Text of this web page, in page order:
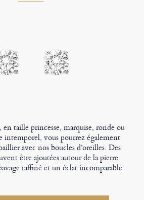
taille princesse, marquise, ronde ou
intemporel, vous pourrez également
avec nos boucles d’oreilles. Des
être ajoutées autour de la pierre
raffiné et un éclat incomparable.